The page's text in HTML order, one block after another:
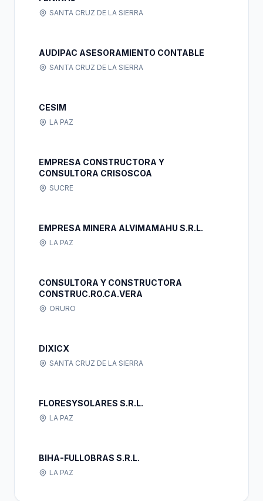
SANTA CRUZ DE LA SIERRA
AUDIPAC ASESORAMIENTO CONTABLE
SANTA CRUZ DE LA SIERRA
CESIM
LA PAZ
EMPRESA CONSTRUCTORA Y
CONSULTORA CRISOSCOA
SUCRE
EMPRESA MINERA ALVIMAMAHU S.R.L.
LA PAZ
CONSULTORA Y CONSTRUCTORA
CONSTRUC.RO.CA.VERA
ORURO
DIXICX
SANTA CRUZ DE LA SIERRA
FLORESYSOLARES S.R.L.
LA PAZ
BIHA-FULLOBRAS S.R.L.
LA PAZ